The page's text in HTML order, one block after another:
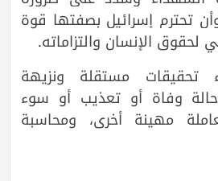
تحترم إسرائيل بصفتها قوة
لحقوق الإنسان والتزاماته.
تحقيقات مستقلة ونزيهة
وفاة أو تعذيب أو سوء
مهينة أخرى، ومحاسبة